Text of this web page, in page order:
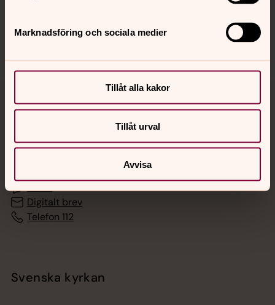
Marknadsföring och sociala medier
Tillåt alla kakor
Tillåt urval
Avvisa
Jourhavande präst
med en präst på kvällar och nätter.
Chatt
Digitalt brev
Telefon 112
Svenska kyrkan